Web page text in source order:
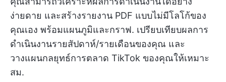
ง่ายดาย และสร้างรายงาน PDF แบบไม่มีโลโก้ของ
คุณเอง พร้อมแผนภูมิและกราฟ. เปรียบเทียบผลการ
ดำเนินงานรายสัปดาห์/รายเดือนของคุณ และ
วางแผนกลยุทธ์การตลาด TikTok ของคุณให้เหมาะ
สม.